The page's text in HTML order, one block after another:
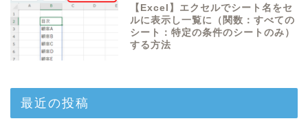
【Excel】エクセルでシート名をセ
ルに表示し一覧に（関数：すべての
シート：特定の条件のシートのみ）
する方法
最近の投稿